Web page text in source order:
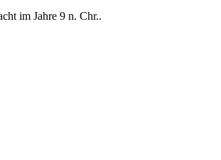
im Jahre 9 n. Chr..